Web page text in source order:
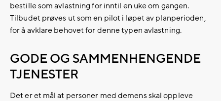
bestille som avlastning for inntil en uke om gangen.
Tilbudet prøves ut som en pilot i løpet av planperioden,
for å avklare behovet for denne typen avlastning.
GODE OG SAMMENHENGENDE
TJENESTER
Det er et mål at personer med demens skal oppleve